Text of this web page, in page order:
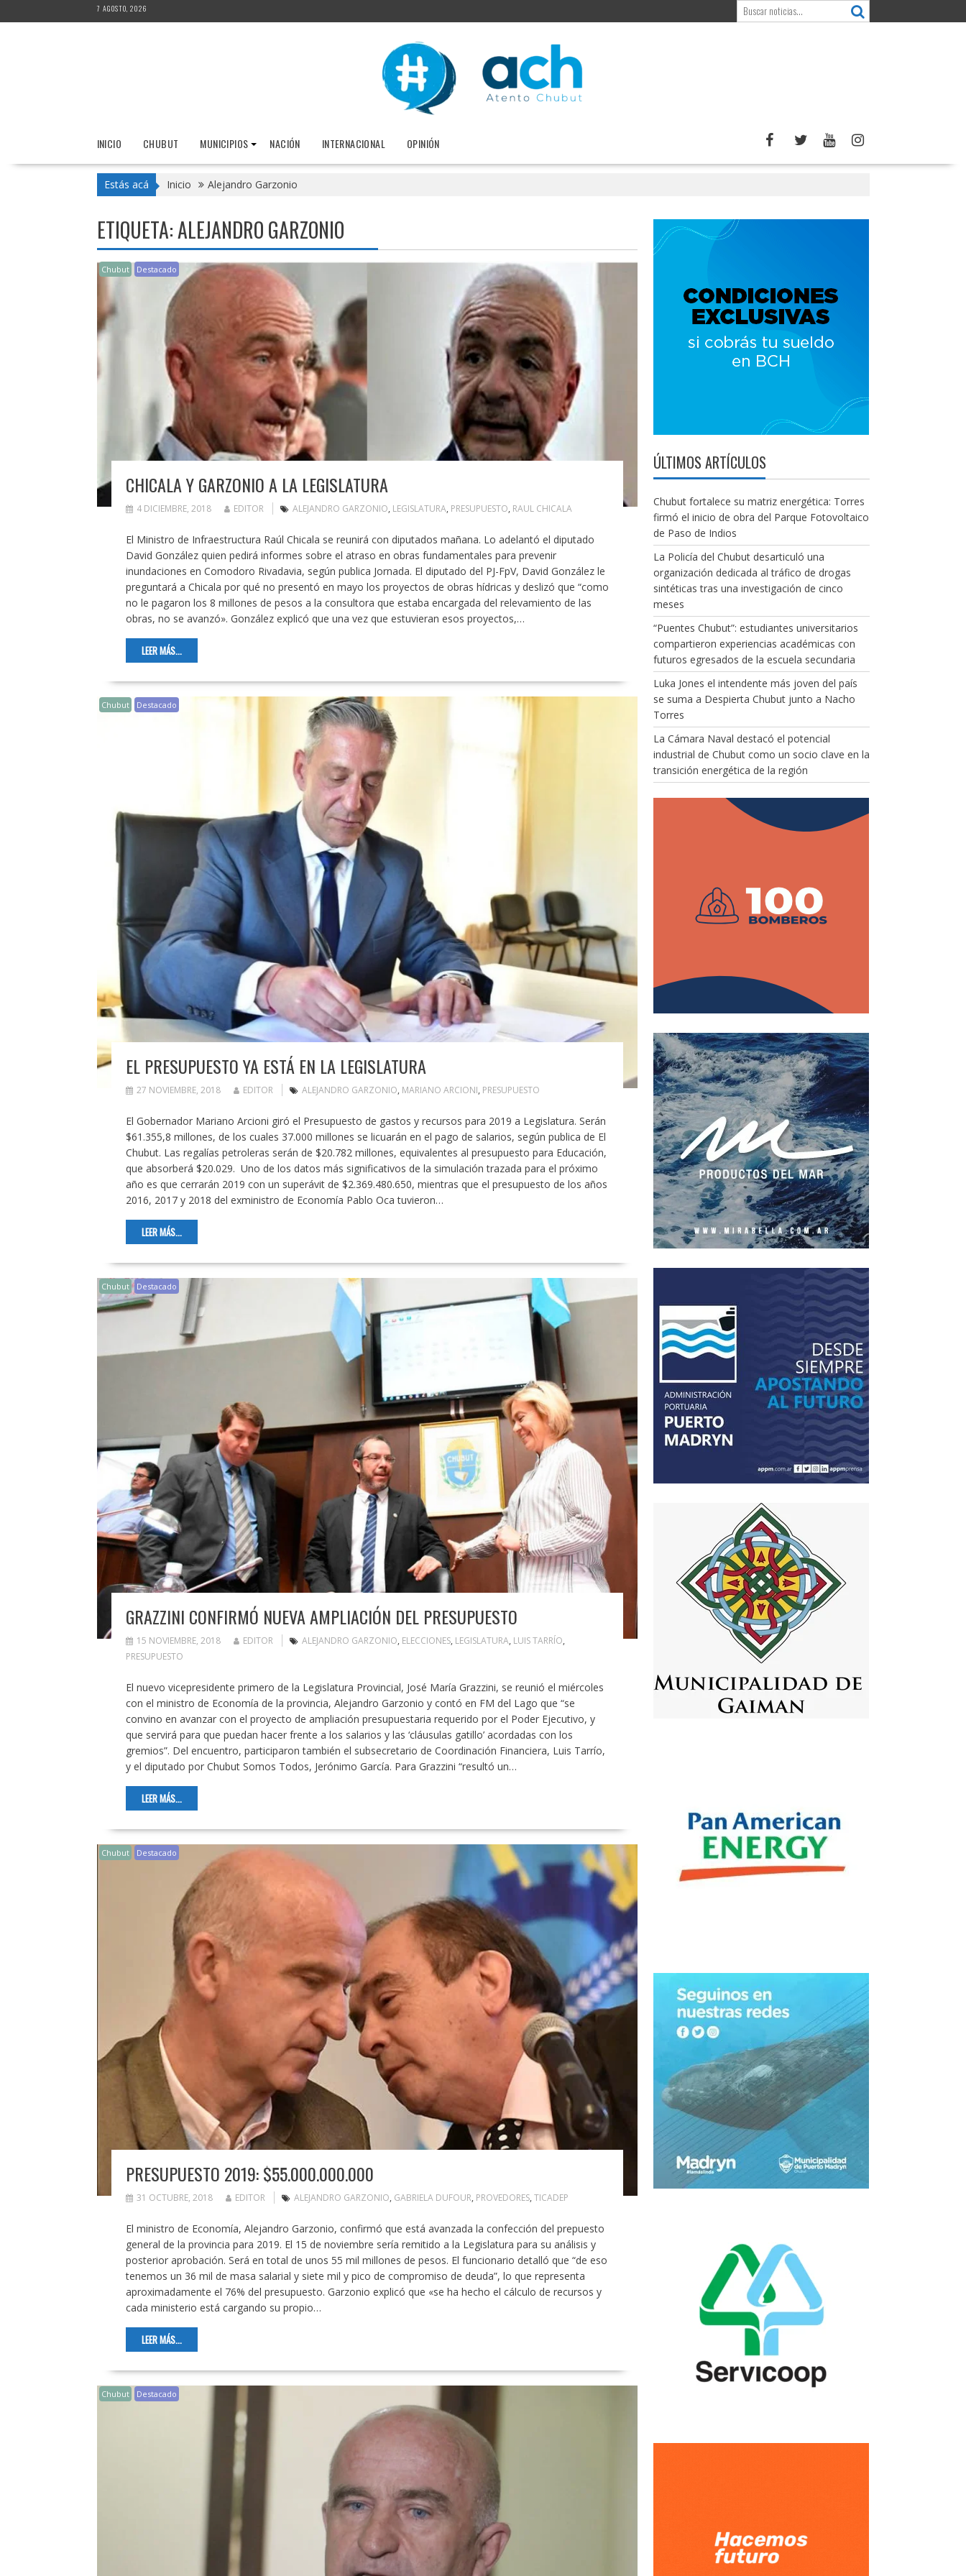
al
7 AGOSTO, 2026
INICIO CHUBUT MUNICIPIOS NACIÓN INTERNACIONAL OPINIÓN
Estás acá Inicio Alejandro Garzonio
ETIQUETA:ALEJANDRO GARZONIO
Chubut Destacado
CHICALA Y GARZONIO A LA LEGISLATURA
4 DICIEMBRE, 2018 EDITOR ALEJANDRO GARZONIO, LEGISLATURA, PRESUPUESTO, RAUL CHICALA
El Ministro de Infraestructura Raúl Chicala se reunirá con diputados mañana. Lo adelantó el diputado
David González quien pedirá informes sobre el atraso en obras fundamentales para prevenir
inundaciones en Comodoro Rivadavia, según publica Jornada. El diputado del PJ-FpV, David González le
preguntará a Chicala por qué no presentó en mayo los proyectos de obras hídricas y deslizó que “como
no le pagaron los 8 millones de pesos a la consultora que estaba encargada del relevamiento de las
obras, no se avanzó». González explicó que una vez que estuvieran esos proyectos,…
LEER MÁS...
Chubut Destacado
EL PRESUPUESTO YA ESTÁ EN LA LEGISLATURA
27 NOVIEMBRE, 2018 EDITOR ALEJANDRO GARZONIO, MARIANO ARCIONI, PRESUPUESTO
El Gobernador Mariano Arcioni giró el Presupuesto de gastos y recursos para 2019 a Legislatura. Serán
$61.355,8 millones, de los cuales 37.000 millones se licuarán en el pago de salarios, según publica de El
Chubut. Las regalías petroleras serán de $20.782 millones, equivalentes al presupuesto para Educación,
que absorberá $20.029. Uno de los datos más significativos de la simulación trazada para el próximo
año es que cerrarán 2019 con un superávit de $2.369.480.650, mientras que el presupuesto de los años
2016, 2017 y 2018 del exministro de Economía Pablo Oca tuvieron…
LEER MÁS...
Chubut Destacado
GRAZZINI CONFIRMÓ NUEVA AMPLIACIÓN DEL PRESUPUESTO
15 NOVIEMBRE, 2018 EDITOR ALEJANDRO GARZONIO, ELECCIONES, LEGISLATURA, LUIS TARRÍO,
PRESUPUESTO
El nuevo vicepresidente primero de la Legislatura Provincial, José María Grazzini, se reunió el miércoles
con el ministro de Economía de la provincia, Alejandro Garzonio y contó en FM del Lago que “se
convino en avanzar con el proyecto de ampliación presupuestaria requerido por el Poder Ejecutivo, y
que servirá para que puedan hacer frente a los salarios y las ‘cláusulas gatillo’ acordadas con los
gremios”. Del encuentro, participaron también el subsecretario de Coordinación Financiera, Luis Tarrío,
y el diputado por Chubut Somos Todos, Jerónimo García. Para Grazzini “resultó un…
LEER MÁS...
Chubut Destacado
PRESUPUESTO 2019: $55.000.000.000
31 OCTUBRE, 2018 EDITOR ALEJANDRO GARZONIO, GABRIELA DUFOUR, PROVEDORES, TICADEP
El ministro de Economía, Alejandro Garzonio, confirmó que está avanzada la confección del prepuesto
general de la provincia para 2019. El 15 de noviembre sería remitido a la Legislatura para su análisis y
posterior aprobación. Será en total de unos 55 mil millones de pesos. El funcionario detalló que “de eso
tenemos un 36 mil de masa salarial y siete mil y pico de compromiso de deuda”, lo que representa
aproximadamente el 76% del presupuesto. Garzonio explicó que «se ha hecho el cálculo de recursos y
cada ministerio está cargando su propio…
LEER MÁS...
Chubut Destacado
ÚLTIMOS ARTÍCULOS
Chubut fortalece su matriz energética: Torres
firmó el inicio de obra del Parque Fotovoltaico
de Paso de Indios
La Policía del Chubut desarticuló una
organización dedicada al tráfico de drogas
sintéticas tras una investigación de cinco
meses
“Puentes Chubut”: estudiantes universitarios
compartieron experiencias académicas con
futuros egresados de la escuela secundaria
Luka Jones el intendente más joven del país
se suma a Despierta Chubut junto a Nacho
Torres
La Cámara Naval destacó el potencial
industrial de Chubut como un socio clave en la
transición energética de la región